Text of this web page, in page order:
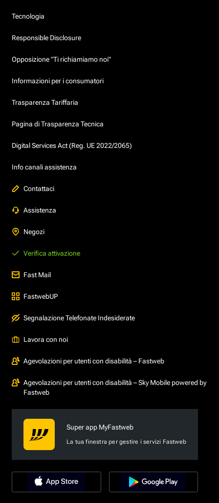
Tecnologia
Responsible Disclosure
Opposizione "Ti richiamiamo noi"
Informazioni per i consumatori
Trasparenza Tariffaria
Pagina di Trasparenza Tecnica
Digital Services Act (Reg. UE 2022/2065)
Info canali assistenza
Contattaci
Assistenza
Negozi
Verifica attivazione
Fast Mail
FastwebUP
Segnalazione Telefonate Indesiderate
Lavora con noi
Agevolazioni per utenti con disabilità – Fastweb
Agevolazioni per utenti con disabilità – Sky Mobile powered by
Fastweb
Super app MyFastweb
La tua finestra per gestire i servizi Fastweb